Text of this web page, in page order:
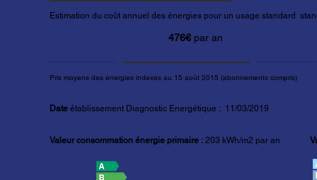
Estimation du coût annuel des énergies pour un usage standard
476€ par an
Prix moyens des énergies indexés au 15 août 2015 (abonnements compris)
Date établissement Diagnostic Energétique : 11/03/2019
Valeur consommation énergie primaire : 203 kWh/m2 par an